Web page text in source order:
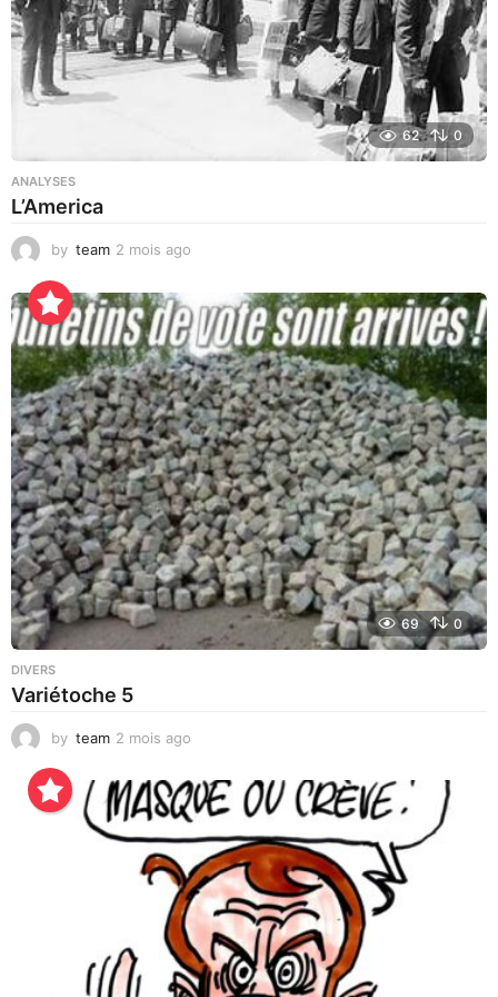
62 0
ANALYSES
L’America
by team 2 mois ago
u
r
s
a
g
o
69 0
DIVERS
Variétoche 5
by team 2 mois ago
e
m
a
i
n
e
s
g
o